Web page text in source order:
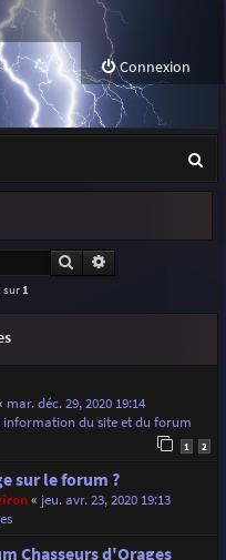
Connexion
e
r
Rechercher
sur 1
mar. déc. 29, 2020 19:14
information du site et du forum
1 2
sur le forum ?
« jeu. avr. 23, 2020 19:13
Chasseurs d'Orages